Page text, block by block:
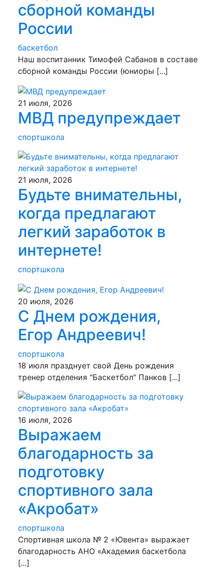
сборной команды
России
баскетбол
Наш воспитанник Тимофей Сабанов в составе
сборной команды России (юниоры [...]
21 июля, 2026
МВД предупреждает
спортшкола
21 июля, 2026
Будьте внимательны,
когда предлагают
легкий заработок в
интернете!
спортшкола
20 июля, 2026
С Днем рождения,
Егор Андреевич!
спортшкола
18 июля празднует свой День рождения
тренер отделения "Баскетбол" Панков [...]
16 июля, 2026
Выражаем
благодарность за
подготовку
спортивного зала
«Акробат»
спортшкола
Спортивная школа № 2 «Ювента» выражает
благодарность АНО «Академия баскетбола
[...]